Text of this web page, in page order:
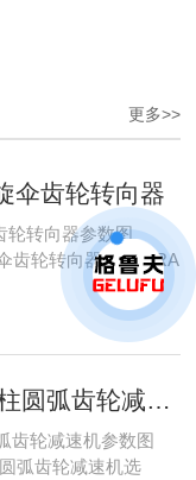
更多>>
伞齿轮转向器
轮转向器参数图
齿轮转向器选型,ARA
齿轮减速机参数图
弧齿轮减速机选